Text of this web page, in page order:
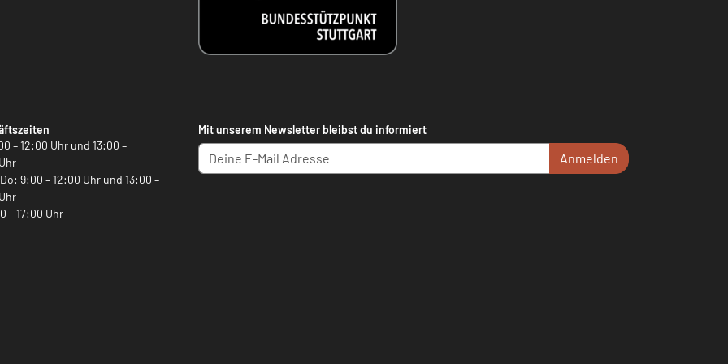
– 12:00 Uhr und 13:00 –
9:00 – 12:00 Uhr und 13:00 –
– 17:00 Uhr
Mit unserem Newsletter bleibst du informiert
Anmelden